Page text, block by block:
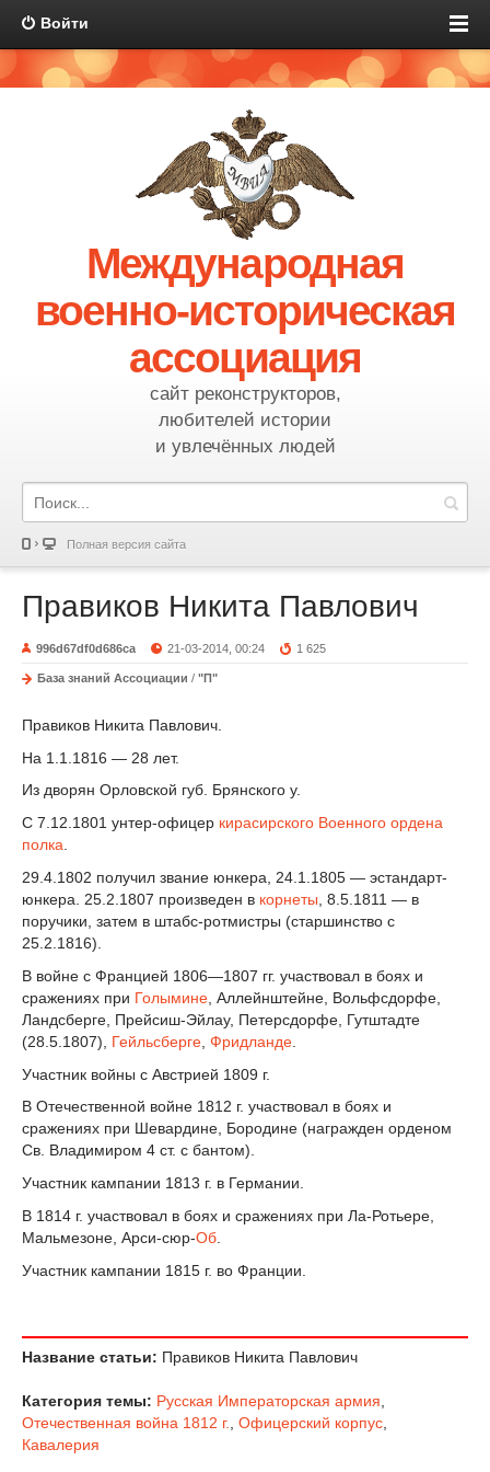
Войти
Международная
военно-историческая
ассоциация
сайт реконструкторов,
любителей истории
и увлечённых людей
Полная версия сайта
Правиков Никита Павлович
996d67df0d686ca 21-03-2014, 00:24 1 625
База знаний Ассоциации / "П"
Правиков Никита Павлович.
На 1.1.1816 — 28 лет.
Из дворян Орловской губ. Брянского у.
С 7.12.1801 унтер-офицер кирасирского Военного ордена
полка
29.4.1802 получил звание юнкера, 24.1.1805 — эстандарт-
юнкера. 25.2.1807 произведен в корнеты , 8.5.1811 — в
поручики, затем в штабс-ротмистры (старшинство с
25.2.1816).
В войне с Францией 1806—1807 гг. участвовал в боях и
сражениях при Голымине , Аллейнштейне, Вольфсдорфе,
Ландсберге, Прейсиш-Эйлау, Петерсдорфе, Гутштадте
(28.5.1807), Гейльсберге Фридланде
Участник войны с Австрией 1809 г.
В Отечественной войне 1812 г. участвовал в боях и
сражениях при Шевардине, Бородине (награжден орденом
Св. Владимиром 4 ст. с бантом).
Участник кампании 1813 г. в Германии.
В 1814 г. участвовал в боях и сражениях при Ла-Ротьере,
Мальмезоне, Арси-сюр-Об
Участник кампании 1815 г. во Франции.
Название статьи: Правиков Никита Павлович
Категория темы: Русская Императорская армия
Отечественная война 1812 г.
Офицерский корпус
Кавалерия